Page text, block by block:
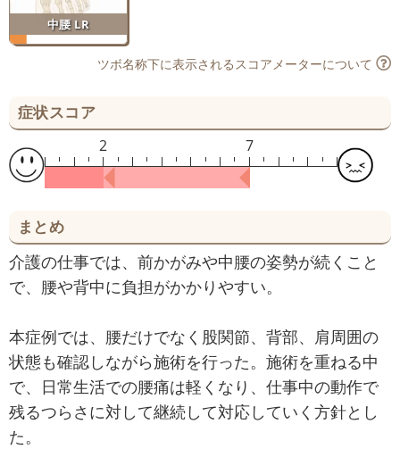
中腰 LR
ツボ名称下に表示されるスコアメーターについて
症状スコア
7
2
まとめ
介護の仕事では、前かがみや中腰の姿勢が続くこと
で、腰や背中に負担がかかりやすい。
本症例では、腰だけでなく股関節、背部、肩周囲の
状態も確認しながら施術を行った。施術を重ねる中
で、日常生活での腰痛は軽くなり、仕事中の動作で
残るつらさに対して継続して対応していく方針とし
た。